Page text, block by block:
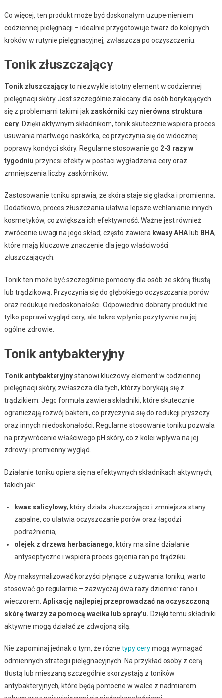
Co więcej, ten produkt może być doskonałym uzupełnieniem
codziennej pielęgnacji – idealnie przygotowuje twarz do kolejnych
kroków w rutynie pielęgnacyjnej, zwłaszcza po oczyszczeniu.
Tonik złuszczający
Tonik złuszczającyto niezwykle istotny element w codziennej
pielęgnacji skóry. Jest szczególnie zalecany dla osób borykających
się z problemami takimi jak zaskórniki czy nierówna struktura
cery. Dzięki aktywnym składnikom, tonik skutecznie wspiera proces
usuwania martwego naskórka, co przyczynia się do widocznej
poprawy kondycji skóry. Regularne stosowanie go 2-3 razy w
tygodniu przynosi efekty w postaci wygładzenia cery oraz
zmniejszenia liczby zaskórników.
Zastosowanie toniku sprawia, że skóra staje się gładka i promienna.
Dodatkowo, proces złuszczania ułatwia lepsze wchłanianie innych
kosmetyków, co zwiększa ich efektywność. Ważne jest również
zwrócenie uwagi na jego skład; często zawiera kwasy AHAlub BHA,
które mają kluczowe znaczenie dla jego właściwości
złuszczających.
Tonik ten może być szczególnie pomocny dla osób ze skórą tłustą
lub trądzikową. Przyczynia się do głębokiego oczyszczania porów
oraz redukuje niedoskonałości. Odpowiednio dobrany produkt nie
tylko poprawi wygląd cery, ale także wpłynie pozytywnie na jej
ogólne zdrowie.
Tonik antybakteryjny
Tonik antybakteryjnystanowi kluczowy element w codziennej
pielęgnacji skóry, zwłaszcza dla tych, którzy borykają się z
trądzikiem. Jego formuła zawiera składniki, które skutecznie
ograniczają rozwój bakterii, co przyczynia się do redukcji pryszczy
oraz innych niedoskonałości. Regularne stosowanie toniku pozwala
na przywrócenie właściwego pH skóry, co z kolei wpływa na jej
zdrowy i promienny wygląd.
Działanie toniku opiera się na efektywnych składnikach aktywnych,
takich jak:
kwas salicylowy, który działa złuszczająco i zmniejsza stany
zapalne, co ułatwia oczyszczanie porów oraz łagodzi
podrażnienia,
olejek z drzewa herbacianego, który ma silne działanie
antyseptyczne i wspiera proces gojenia ran po trądziku.
Aby maksymalizować korzyści płynące z używania toniku, warto
stosować go regularnie – zazwyczaj dwa razy dziennie: rano i
wieczorem. Aplikację najlepiej przeprowadzać na oczyszczoną
skórę twarzy za pomocą wacika lub spray’u. Dzięki temu składniki
aktywne mogą działać ze zdwojoną siłą.
Nie zapominaj jednak o tym, że różne typy cerymogą wymagać
odmiennych strategii pielęgnacyjnych. Na przykład osoby z cerą
tłustą lub mieszaną szczególnie skorzystają z toników
antybakteryjnych, które będą pomocne w walce z nadmiarem